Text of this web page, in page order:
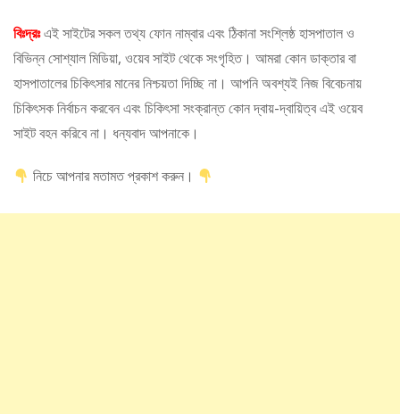
বিঃদ্রঃএই সাইটের সকল তথ্য ফোন নাম্বার এবং ঠিকানা সংশ্লিষ্ঠ হাসপাতাল ও
বিভিন্ন সোশ্যাল মিডিয়া, ওয়েব সাইট থেকে সংগৃহিত। আমরা কোন ডাক্তার বা
হাসপাতালের চিকিৎসার মানের নিশ্চয়তা দিচ্ছি না। আপনি অবশ্যই নিজ বিবেচনায়
চিকিৎসক নির্বাচন করবেন এবং চিকিৎসা সংক্রান্ত কোন দ্বায়-দ্বায়িত্ব এই ওয়েব
সাইট বহন করিবে না। ধন্যবাদ আপনাকে।
নিচে আপনার মতামত প্রকাশ করুন।